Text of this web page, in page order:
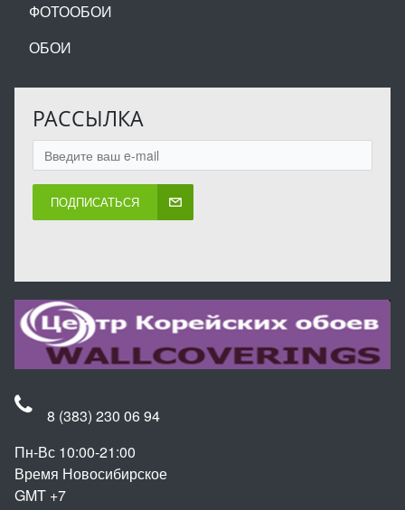
ФОТООБОИ
ОБОИ
РАССЫЛКА
ПОДПИСАТЬСЯ
8 (383) 230 06 94
Пн-Вс 10:00-21:00
Время Новосибирское
GMT +7